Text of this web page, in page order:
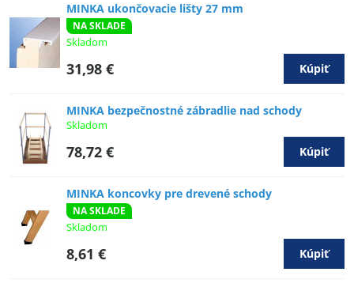
MINKA ukončovacie lišty 27 mm
NA SKLADE
Skladom
31,98 € Kúpiť
MINKA bezpečnostné zábradlie nad schody
Skladom
78,72 € Kúpiť
MINKA koncovky pre drevené schody
NA SKLADE
Skladom
8,61 € Kúpiť